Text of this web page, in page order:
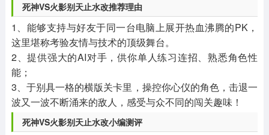
死神VS火影别天止水改推荐理由
1、能够支持与好友于同一台电脑上展开热血沸腾的PK，
这里堪称考验友情与技术的顶级舞台。
2、提供强大的AI对手，供你单人练习连招、熟悉角色性
能；
3、于别具一格的横版关卡里，操控你心仪的角色，击退一
波又一波不断涌来的敌人，感受与众不同的闯关趣味！
死神VS火影别天止水改小编测评